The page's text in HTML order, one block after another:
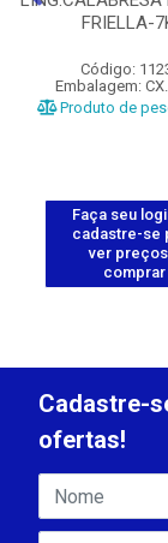
FRIELLA-
Código:
Embalagem:
Produto de
Faça seu
cadastre-se
ver
comprar
Cadastre-
ofertas!